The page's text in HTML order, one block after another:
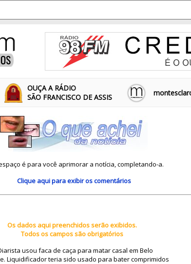
OUÇA A RÁDIO
SÃO FRANCISCO DE ASSIS
é para você aprimorar a notícia, completando-a.
Clique aquipara exibir os comentários
Os dados aqui preenchidos serão exibidos.
Todos os campos são obrigatórios
usou faca de caça para matar casal em Belo
Liquidificador teria sido usado para bater comprimidos